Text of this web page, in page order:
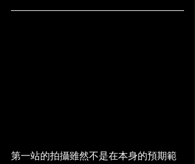
第一站的拍攝雖然不是在本身的預期範